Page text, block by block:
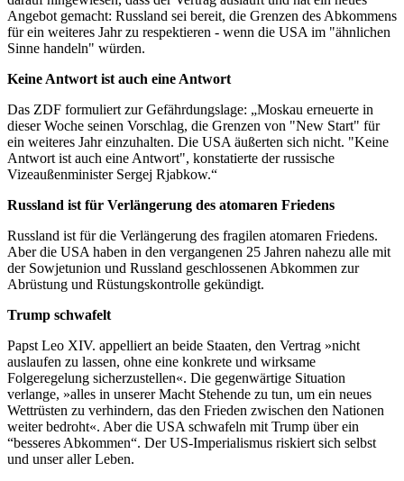
Angebot gemacht: Russland sei bereit, die Grenzen des Abkommens
für ein weiteres Jahr zu respektieren - wenn die USA im "ähnlichen
Sinne handeln" würden.
Keine Antwort ist auch eine Antwort
Das ZDF formuliert zur Gefährdungslage: „Moskau erneuerte in
dieser Woche seinen Vorschlag, die Grenzen von "New Start" für
ein weiteres Jahr einzuhalten. Die USA äußerten sich nicht. "Keine
Antwort ist auch eine Antwort", konstatierte der russische
Vizeaußenminister Sergej Rjabkow.“
Russland ist für Verlängerung des atomaren Friedens
Russland ist für die Verlängerung des fragilen atomaren Friedens.
Aber die USA haben in den vergangenen 25 Jahren nahezu alle mit
der Sowjetunion und Russland geschlossenen Abkommen zur
Abrüstung und Rüstungskontrolle gekündigt.
Trump schwafelt
Papst Leo XIV. appelliert an beide Staaten, den Vertrag »nicht
auslaufen zu lassen, ohne eine konkrete und wirksame
Folgeregelung sicherzustellen«. Die gegenwärtige Situation
verlange, »alles in unserer Macht Stehende zu tun, um ein neues
Wettrüsten zu verhindern, das den Frieden zwischen den Nationen
weiter bedroht«. Aber die USA schwafeln mit Trump über ein
“besseres Abkommen“. Der US-Imperialismus riskiert sich selbst
und unser aller Leben.